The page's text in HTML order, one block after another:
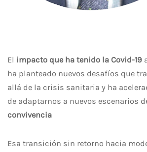
El impacto que ha tenido la Covid-19
ha planteado nuevos desafíos que
allá de la crisis sanitaria y ha
de adaptarnos a nuevos escenarios
convivencia
Esa transición sin retorno hacia